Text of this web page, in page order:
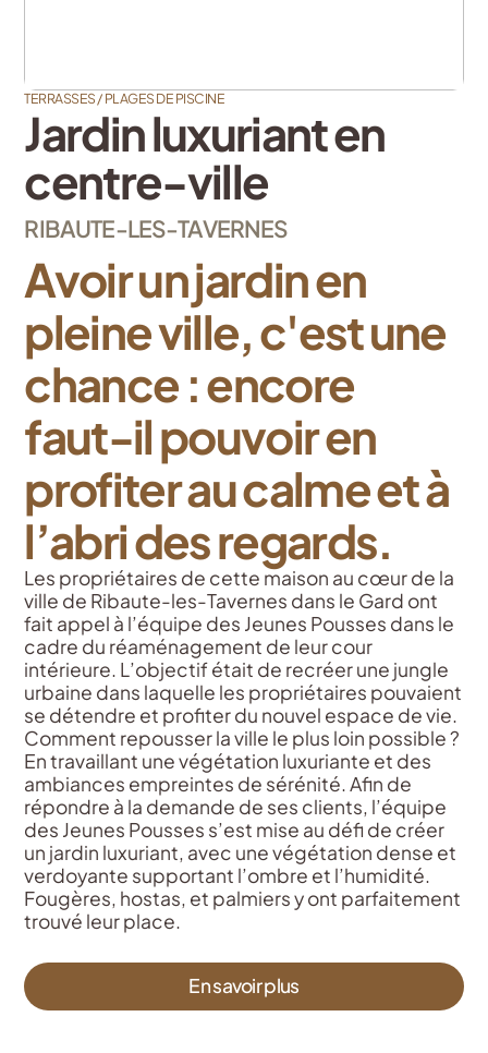
TERRASSES / PLAGES DE PISCINE
Jardin luxuriant en
centre-ville
RIBAUTE-LES-TAVERNES
Avoir un jardin en
pleine ville, c'est une
chance : encore
faut-il pouvoir en
profiter au calme et à
l’abri des regards.
Les propriétaires de cette maison au cœur de la
ville de Ribaute-les-Tavernes dans le Gard ont
fait appel à l’équipe des Jeunes Pousses dans le
cadre du réaménagement de leur cour
intérieure. L’objectif était de recréer une jungle
urbaine dans laquelle les propriétaires pouvaient
se détendre et profiter du nouvel espace de vie.
Comment repousser la ville le plus loin possible ?
En travaillant une végétation luxuriante et des
ambiances empreintes de sérénité. Afin de
répondre à la demande de ses clients, l’équipe
des Jeunes Pousses s’est mise au défi de créer
un jardin luxuriant, avec une végétation dense et
verdoyante supportant l’ombre et l’humidité.
Fougères, hostas, et palmiers y ont parfaitement
trouvé leur place.
En savoir plus